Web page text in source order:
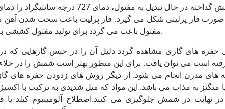
در فرآیند سرد شدن شمش گداخته در حال تبدیل به مفتول،
صورت فاز پرلیتی شکل می گیرد. فاز پرلیت باعث سخت شدن
مفتول باعث می گردد برای تولید مفتول کششی با مشکل مواجه گردیم.
حفره های گازی مشاهده گردد دلیل آن را در حبس گازهایی که
است می توان یافت. برای این منظور بهتر است شمش را در خلاء
های مدرن انجام می شود. از دیگر روش های زدودن حفره های
منگنز به مذاب می باشد. این مواد که میل شدیدی به ترکیب با
نهایت در شمش جلوگیری می کنند.اصطلاح آلومینیوم کیلد یا